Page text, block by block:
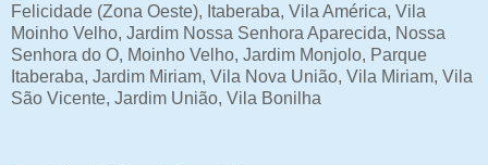
Felicidade (Zona Oeste), Itaberaba, Vila América, Vila
Moinho Velho, Jardim Nossa Senhora Aparecida, Nossa
Senhora do O, Moinho Velho, Jardim Monjolo, Parque
Itaberaba, Jardim Miriam, Vila Nova União, Vila Miriam, Vila
São Vicente, Jardim União, Vila Bonilha